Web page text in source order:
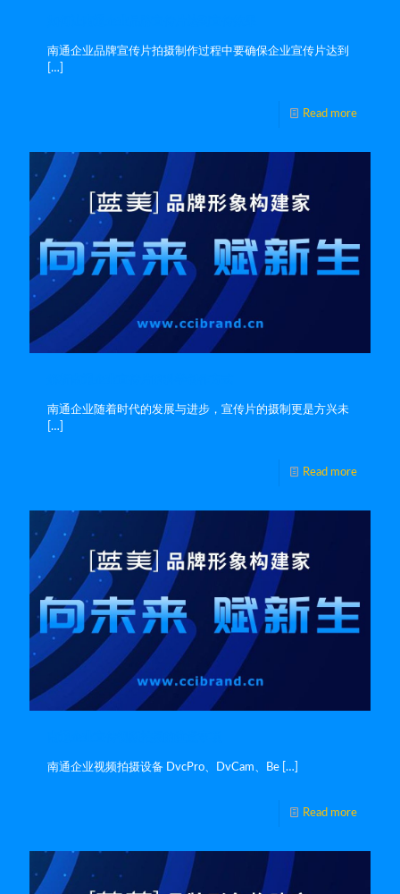
南通企业品牌宣传片拍摄制作过程中要确保企业宣传片达到
[…]
Read more
南通企业随着时代的发展与进步，宣传片的摄制更是方兴未
[…]
Read more
南通企业视频拍摄设备 DvcPro、DvCam、Be […]
Read more